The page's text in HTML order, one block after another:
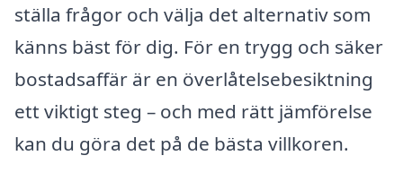
ställa frågor och välja det alternativ som
känns bäst för dig. För en trygg och säker
bostadsaffär är en överlåtelsebesiktning
ett viktigt steg – och med rätt jämförelse
kan du göra det på de bästa villkoren.